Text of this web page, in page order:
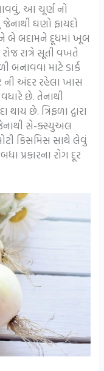
આ ચૂર્ણ નો
ઘણો ફાયદો
બે બદામને દૂધમાં ખૂબ
રાત્રે સૂતી વખતે
માટે ડાર્ક
અંદર રહેલા ખાસ
વધારે છે. તેનાથી
છે. ત્રિફળા દ્વારા
સે-ક્સ્યુઅલ
કિસમિસ સાથે લેવું
પ્રકારના રોગ દૂર